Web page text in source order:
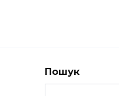
Пошук